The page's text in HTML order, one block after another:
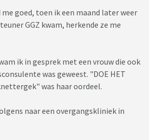
me goed, toen ik een maand later weer
GGZ kwam, herkende ze me
ik in gesprek met een vrouw die ook
was geweest. "DOE HET
was haar oordeel.
naar een overgangskliniek in